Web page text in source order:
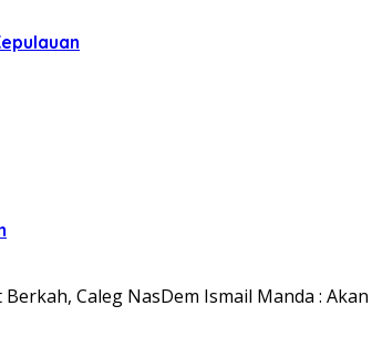
Caleg NasDem Ismail Manda :